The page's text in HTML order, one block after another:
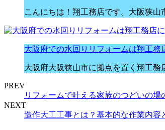
こんにちは！翔工務店です。大阪狭
大阪府での水回りリフォームは翔工
大阪府大阪狭山市に拠点を置く翔工
PREV
リフォームで叶える家族のつどいの場
NEXT
造作大工工事とは？基本的な作業内容